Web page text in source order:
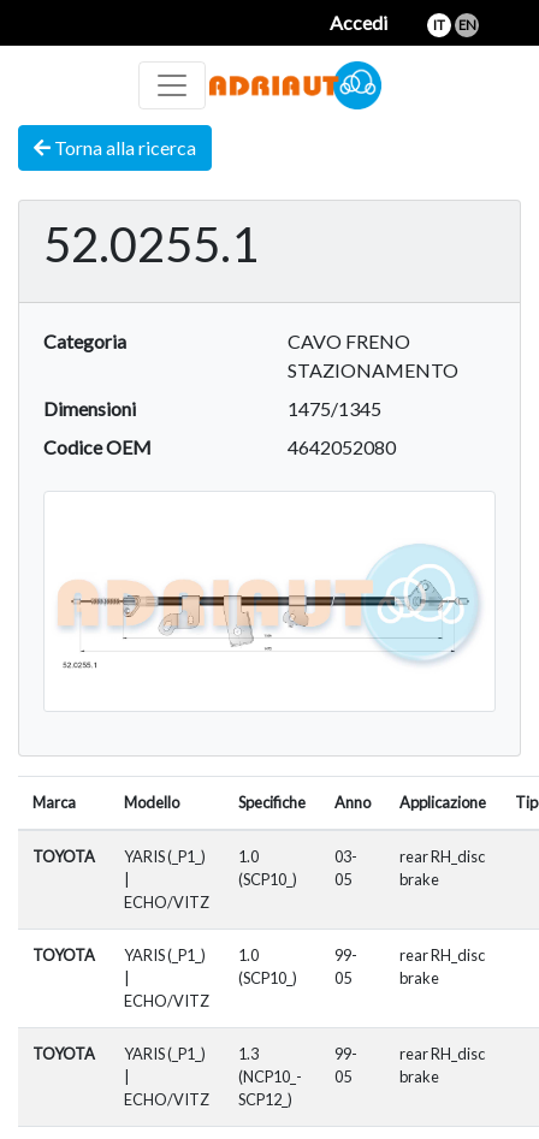
Accedi IT EN
Torna alla ricerca
52.0255.1
Categoria
CAVO FRENO
STAZIONAMENTO
Dimensioni
1475/1345
Codice OEM
4642052080
Marca Modello Specifiche Anno Applicazione
TOYOTA
YARIS (_P1_)
ECHO/VITZ
1.0
(SCP10_)
03-
05
rear RH_disc
brake
TOYOTA
YARIS (_P1_)
ECHO/VITZ
1.0
(SCP10_)
99-
05
rear RH_disc
brake
TOYOTA
YARIS (_P1_)
ECHO/VITZ
1.3
(NCP10_-
SCP12_)
99-
05
rear RH_disc
brake